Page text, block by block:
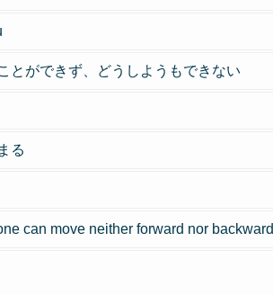
とができず、どうしようもできない
る
can move neither forward nor backward